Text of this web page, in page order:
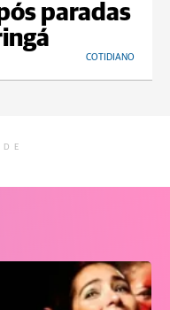
paradas
COTIDIANO